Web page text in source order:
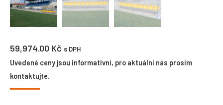
59,974.00 Kč s DPH
Uvedené ceny jsou informativní, pro aktuální nás prosím
kontaktujte.